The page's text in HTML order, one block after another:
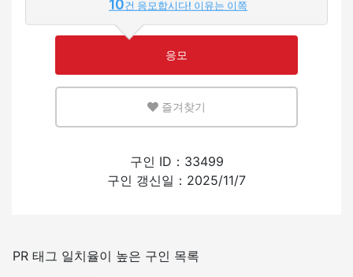
영어 또는 모국어를 살릴 수 있는 환경
일본어를 쓰는 빈도
건 응모합시다! 이유는 이쪽
응모
즐겨찾기
구인 ID：33499
구인 갱신일：2025/11/7
PR 태그 일치율이 높은 구인 목록